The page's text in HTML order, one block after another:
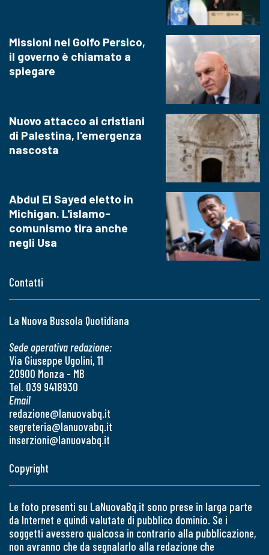
Contatti
La Nuova Bussola Quotidiana
Sede operativa redazione:
Via Giuseppe Ugolini, 11
20900 Monza - MB
Tel. 039 9418930
Email
redazione@lanuovabq.it
segreteria@lanuovabq.it
inserzioni@lanuovabq.it
Missioni nel Golfo Persico,
il governo è chiamato a
spiegare
Nuovo attacco ai cristiani
di Palestina, l'emergenza
nascosta
Abdul El Sayed eletto in
Michigan. L'islamo-
comunismo tira anche
negli Usa
Copyright
Le foto presenti su LaNuovaBq.it sono prese in larga parte
da Internet e quindi valutate di pubblico dominio. Se i
soggetti avessero qualcosa in contrario alla pubblicazione,
non avranno che da segnalarlo alla redazione che